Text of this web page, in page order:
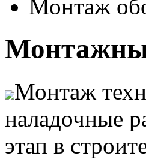
Монтаж
Монтаж
наладочные
этап в